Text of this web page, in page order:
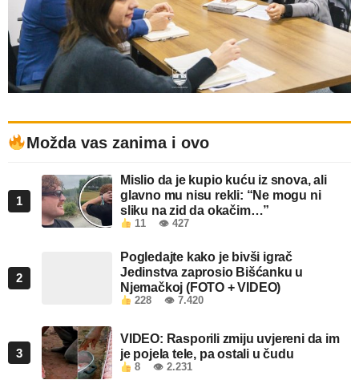
Možda vas zanima i ovo
1
Mislio da je kupio kuću iz snova, ali
glavno mu nisu rekli: “Ne mogu ni
sliku na zid da okačim…”
11 👁 427
2
Pogledajte kako je bivši igrač
Jedinstva zaprosio Bišćanku u
Njemačkoj (FOTO + VIDEO)
228 👁 7.420
3
VIDEO: Rasporili zmiju uvjereni da im
je pojela tele, pa ostali u čudu
8 👁 2.231